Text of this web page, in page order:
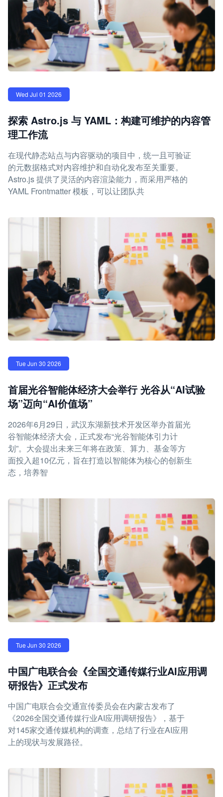
Wed Jul 01 2026
探索 Astro.js 与 YAML：构建可维护的内容管
理工作流
在现代静态站点与内容驱动的项目中，统一且可验证
的元数据格式对内容维护和自动化发布至关重要。
Astro.js 提供了灵活的内容渲染能力，而采用严格的
YAML Frontmatter 模板，可以让团队共
Tue Jun 30 2026
首届光谷智能体经济大会举行 光谷从“AI试验
场”迈向“AI价值场”
2026年6月29日，武汉东湖新技术开发区举办首届光
谷智能体经济大会，正式发布“光谷智能体引力计
划”。大会提出未来三年将在政策、算力、基金等方
面投入超10亿元，旨在打造以智能体为核心的创新生
态，培养智
Tue Jun 30 2026
中国广电联合会《全国交通传媒行业AI应用调
研报告》正式发布
中国广电联合会交通宣传委员会在内蒙古发布了
《2026全国交通传媒行业AI应用调研报告》，基于
对145家交通传媒机构的调查，总结了行业在AI应用
上的现状与发展路径。